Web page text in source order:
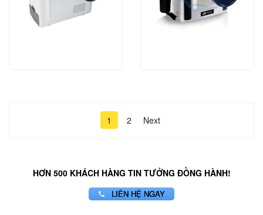
1 2 Next
HƠN 500 KHÁCH HÀNG TIN TƯỞNG ĐỒNG HÀNH!
LIÊN HỆ NGAY